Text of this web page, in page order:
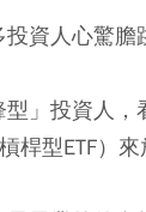
資人心驚膽
」投資人，
桿型ETF）來